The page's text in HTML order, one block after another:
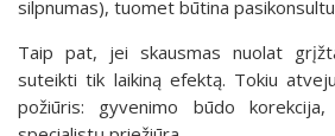
silpnumas), tuomet būtina
Taip pat, jei skausmas nuolat
suteikti tik laikiną efektą. Tokiu
požiūris: gyvenimo būdo